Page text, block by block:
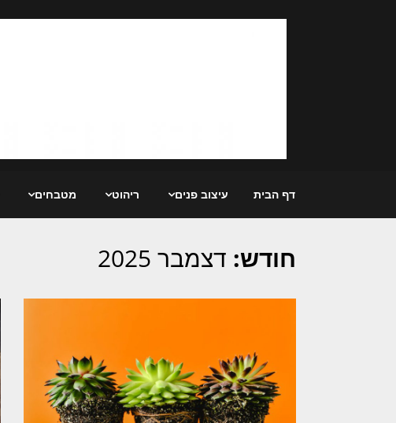
דף הבית עיצוב פנים ריהוט מטבחים
חודש: דצמבר 2025